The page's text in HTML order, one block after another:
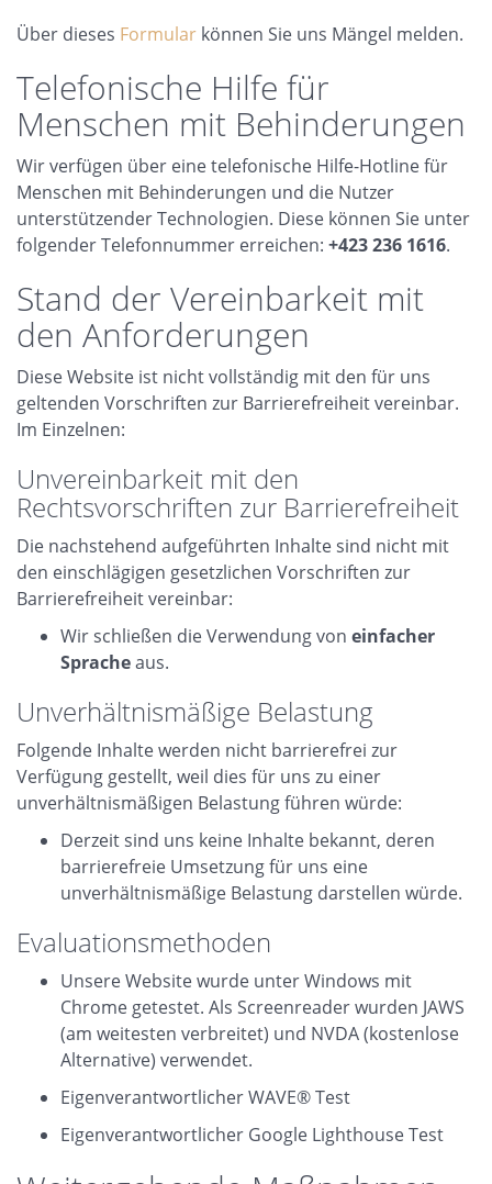
Über dieses Formular können Sie uns Mängel melden.
Telefonische Hilfe für
Menschen mit Behinderungen
Wir verfügen über eine telefonische Hilfe-Hotline für
Menschen mit Behinderungen und die Nutzer
unterstützender Technologien. Diese können Sie unter
folgender Telefonnummer erreichen: +423 236 1616.
Stand der Vereinbarkeit mit
den Anforderungen
Diese Website ist nicht vollständig mit den für uns
geltenden Vorschriften zur Barrierefreiheit vereinbar.
Im Einzelnen:
Unvereinbarkeit mit den
Rechtsvorschriften zur Barrierefreiheit
Die nachstehend aufgeführten Inhalte sind nicht mit
den einschlägigen gesetzlichen Vorschriften zur
Barrierefreiheit vereinbar:
Wir schließen die Verwendung von einfacher
Spracheaus.
Unverhältnismäßige Belastung
Folgende Inhalte werden nicht barrierefrei zur
Verfügung gestellt, weil dies für uns zu einer
unverhältnismäßigen Belastung führen würde:
Derzeit sind uns keine Inhalte bekannt, deren
barrierefreie Umsetzung für uns eine
unverhältnismäßige Belastung darstellen würde.
Evaluationsmethoden
Unsere Website wurde unter Windows mit
Chrome getestet. Als Screenreader wurden JAWS
(am weitesten verbreitet) und NVDA (kostenlose
Alternative) verwendet.
Eigenverantwortlicher WAVE® Test
Eigenverantwortlicher Google Lighthouse Test